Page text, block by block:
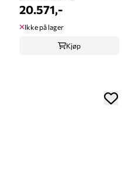
20.571,-
Ikke på lager
Kjøp